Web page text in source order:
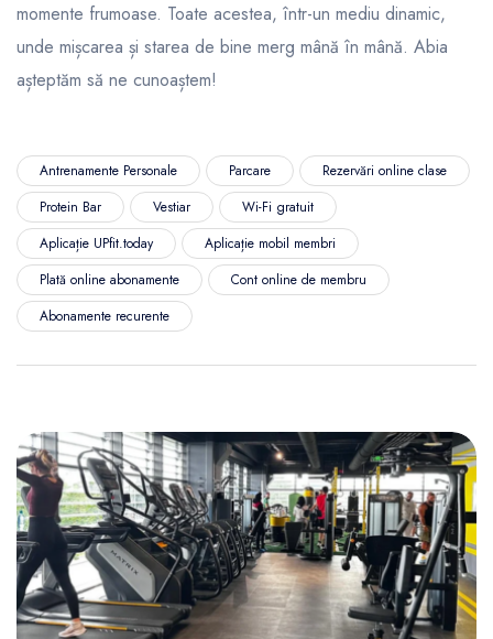
momente frumoase. Toate acestea, într-un mediu dinamic,
unde mișcarea și starea de bine merg mână în mână. Abia
așteptăm să ne cunoaștem!
Antrenamente Personale Parcare
Rezervări online clase
Protein Bar
Vestiar
Wi-Fi gratuit
Aplicație UPfit.today
Aplicație mobil membri
Plată online abonamente
Cont online de membru
Abonamente recurente